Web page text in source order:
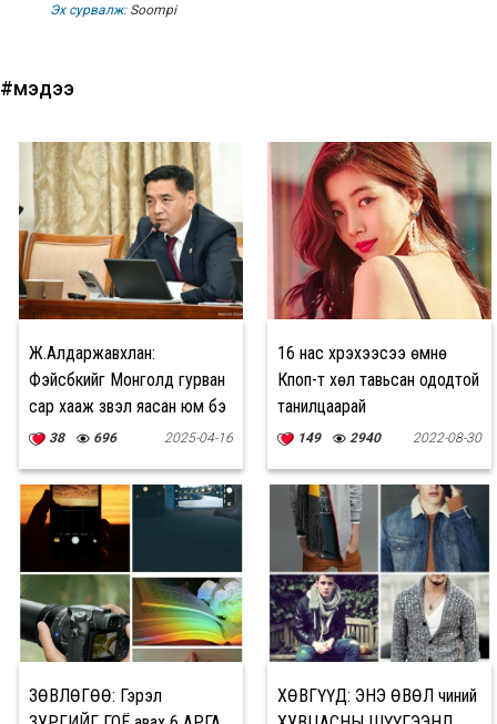
Эх сурвалж:Soompi
#мэдээ
Ж.Алдаржавхлан:
Фэйсбүүкийг Монголд гурван
сар хааж үзвэл яасан юм бэ
38 696 2025-04-16
16 нас хүрэхээсээ өмнө
Кпоп-т хөл тавьсан ододтой
танилцаарай
149 2940 2022-08-30
ЗӨВЛӨГӨӨ: Гэрэл
ХӨВГҮҮД: ЭНЭ ӨВӨЛ чиний